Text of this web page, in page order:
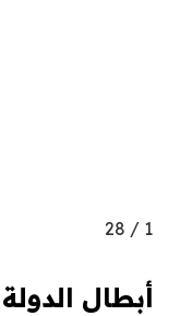
1
/
28
أبطال